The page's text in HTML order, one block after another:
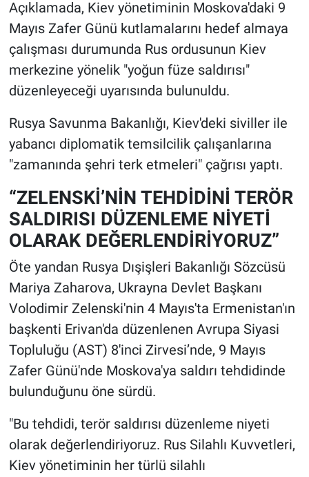
Açıklamada, Kiev yönetiminin Moskova'daki 9
Mayıs Zafer Günü kutlamalarını hedef almaya
çalışması durumunda Rus ordusunun Kiev
merkezine yönelik "yoğun füze saldırısı"
düzenleyeceği uyarısında bulunuldu.
Rusya Savunma Bakanlığı, Kiev'deki siviller ile
yabancı diplomatik temsilcilik çalışanlarına
"zamanında şehri terk etmeleri" çağrısı yaptı.
“ZELENSKİ’NİN TEHDİDİNİ TERÖR
SALDIRISI DÜZENLEME NİYETİ
OLARAK DEĞERLENDİRİYORUZ”
Öte yandan Rusya Dışişleri Bakanlığı Sözcüsü
Mariya Zaharova, Ukrayna Devlet Başkanı
Volodimir Zelenski'nin 4 Mayıs'ta Ermenistan'ın
başkenti Erivan'da düzenlenen Avrupa Siyasi
Topluluğu (AST) 8'inci Zirvesi’nde, 9 Mayıs
Zafer Günü'nde Moskova'ya saldırı tehdidinde
bulunduğunu öne sürdü.
"Bu tehdidi, terör saldırısı düzenleme niyeti
olarak değerlendiriyoruz. Rus Silahlı Kuvvetleri,
Kiev yönetiminin her türlü silahlı